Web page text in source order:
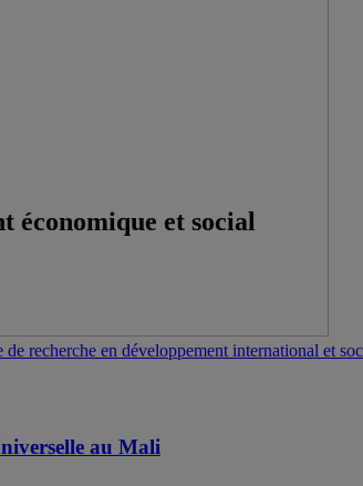
économique et social
recherche en développement international et
au Mali